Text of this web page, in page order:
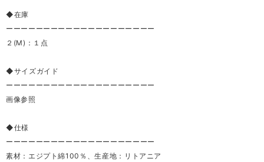
◆在庫
ーーーーーーーーーーーーーーーーーーーー
２(M)：１点
◆サイズガイド
ーーーーーーーーーーーーーーーーーーーー
画像参照
◆仕様
ーーーーーーーーーーーーーーーーーーーー
素材：エジプト綿100％、生産地：リトアニア